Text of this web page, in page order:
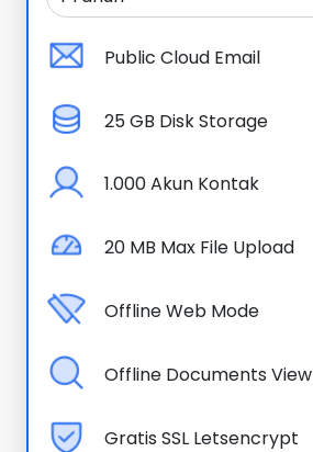
Public Cloud Email
25 GB Disk Storage
1.000 Akun Kontak
20 MB Max File Upload
Offline Web Mode
Offline Documents View
Gratis SSL Letsencrypt